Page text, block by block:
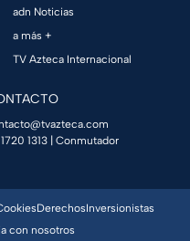
adn Noticias
a más +
TV Azteca Internacional
1313 | Conmutador
DerechosInversionistas
con nosotros